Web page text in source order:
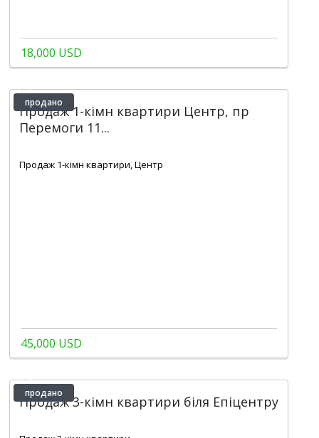
18,000 USD
продано
Продаж 1-кімн квартири Центр, пр
Перемоги 11...
Продаж 1-кімн квартири, Центр
45,000 USD
продано
Продаж 3-кімн квартири біля Епіцентру